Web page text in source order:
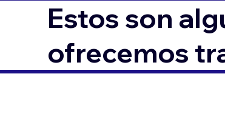
Estos son
ofrecemos